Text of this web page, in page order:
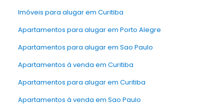
Imóveis para alugar em Curitiba
Apartamentos para alugar em Porto Alegre
Apartamentos para alugar em Sao Paulo
Apartamentos à venda em Curitiba
Apartamentos para alugar em Curitiba
Apartamentos à venda em Sao Paulo